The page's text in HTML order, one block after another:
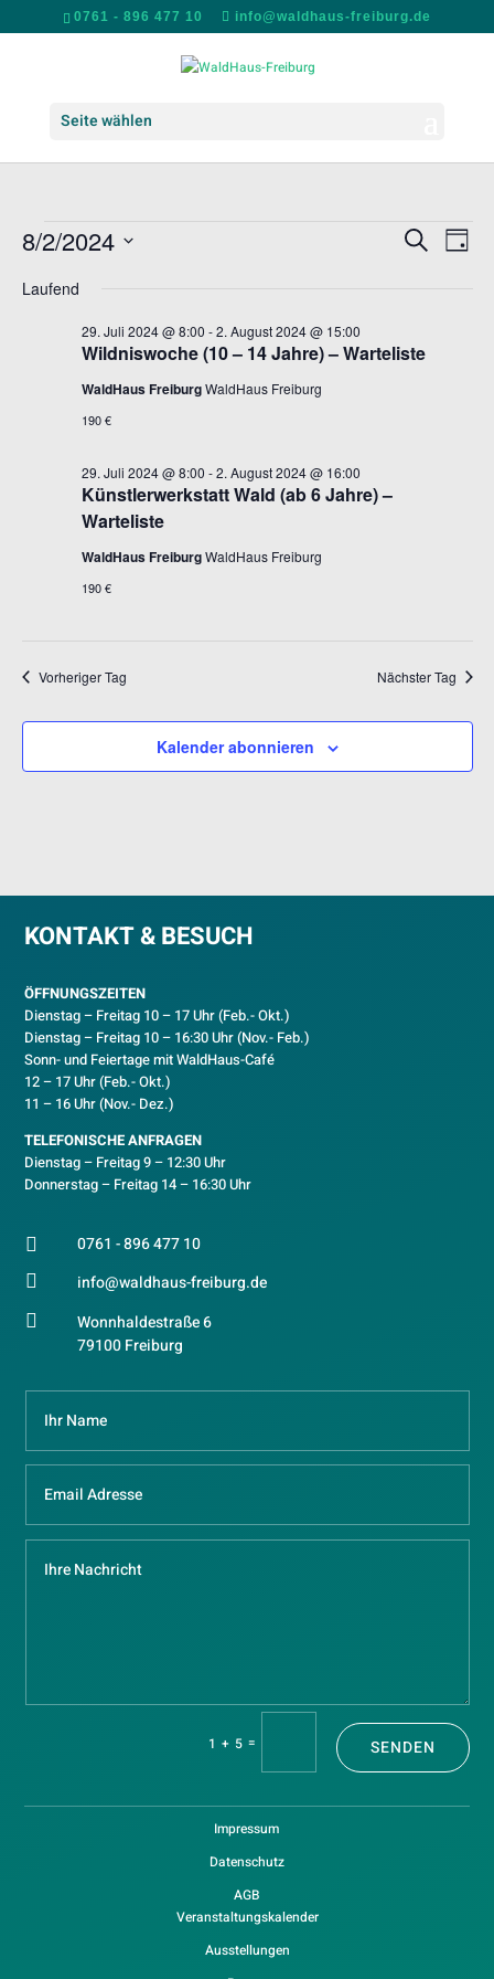
0761 - 896 477 10 info@waldhaus-freiburg.de
Seite wählen
VERANSTALTUNGEN
2.
AUGUST
2024
SUCHE
SucheTag
8/2/2024
wählen.
Laufend
Wildniswoche (10 – 14 Jahre) – Warteliste
29. Juli 2024 @ 8:00 -2. August 2024 @ 15:00
WaldHaus FreiburgWaldHaus Freiburg
190 €
Künstlerwerkstatt Wald (ab 6 Jahre) –
Warteliste
29. Juli 2024 @ 8:00 -2. August 2024 @ 16:00
WaldHaus FreiburgWaldHaus Freiburg
190 €
Vorheriger Tag Nächster Tag
Kalender abonnieren
KONTAKT & BESUCH
ÖFFNUNGSZEITEN
Dienstag – Freitag 10 – 17 Uhr (Feb.- Okt.)
Dienstag – Freitag 10 – 16:30 Uhr (Nov.- Feb.)
Sonn- und Feiertage mit WaldHaus-Café
12 – 17 Uhr (Feb.- Okt.)
11 – 16 Uhr (Nov.- Dez.)
TELEFONISCHE ANFRAGEN
Dienstag – Freitag 9 – 12:30 Uhr
Donnerstag – Freitag 14 – 16:30 Uhr
 0761 - 896 477 10
 info@waldhaus-freiburg.de

Wonnhaldestraße 6
79100 Freiburg
1 + 5 = SENDEN
Impressum
Datenschutz
AGB
Veranstaltungskalender
Ausstellungen